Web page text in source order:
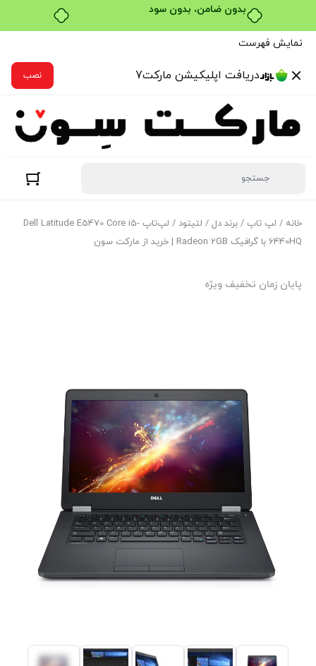
خرید قسطی با ترب‌پی
نمایش فهرست
دریافت اپلیکیشن مارکت7 نصب
خانه / لپ تاپ / برند دل / لتیتود
/ لپ‌تاپ Dell Latitude E5470 Core i5-
6440HQ با گرافیک Radeon 2GB | خرید از مارکت سون
پایان زمان تخفیف ویژه